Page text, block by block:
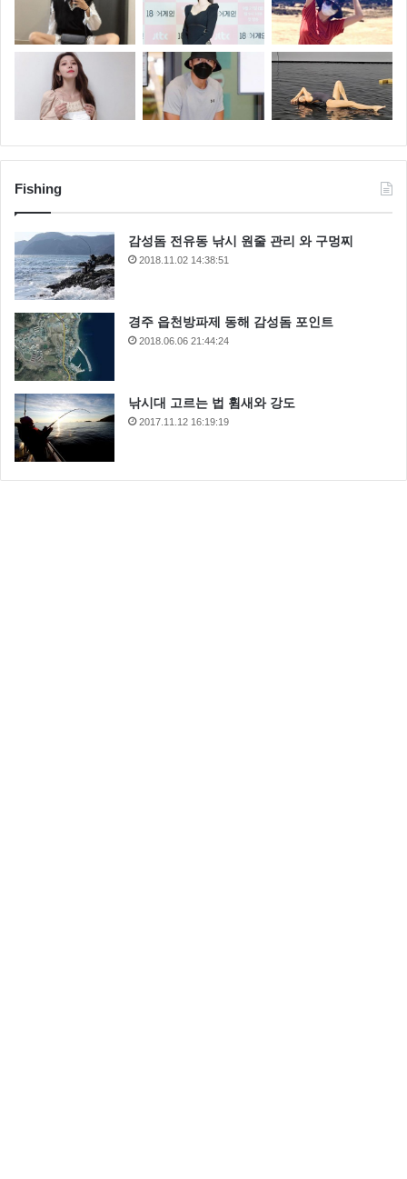
Fishing
감성돔 전유동 낚시 원줄 관리 와 구멍찌
2018.11.02 14:38:51
경주 읍천방파제 동해 감성돔 포인트
2018.06.06 21:44:24
낚시대 고르는 법 휨새와 강도
2017.11.12 16:19:19